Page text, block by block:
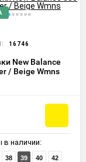
16746
New Balance
/ Beige Wmns
в наличии:
38 39 40 42